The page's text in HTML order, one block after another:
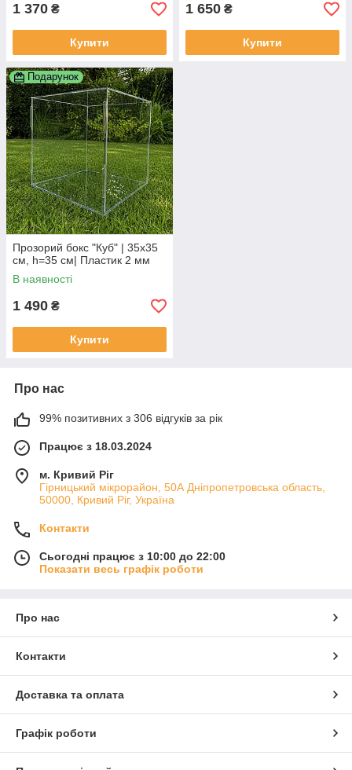
1 370 ₴
Купити
1 650 ₴
Купити
Подарунок
Прозорий бокс "Куб" | 35х35
см, h=35 см| Пластик 2 мм
В наявності
1 490 ₴
Купити
Про нас
99% позитивних з 306 відгуків за рік
Працює з 18.03.2024
м. Кривий Ріг
Гірницький мікрорайон, 50А Дніпропетровська область,
50000, Кривий Ріг, Україна
Контакти
Сьогодні працює з 10:00 до 22:00
Показати весь графік роботи
Про нас
Контакти
Доставка та оплата
Графік роботи